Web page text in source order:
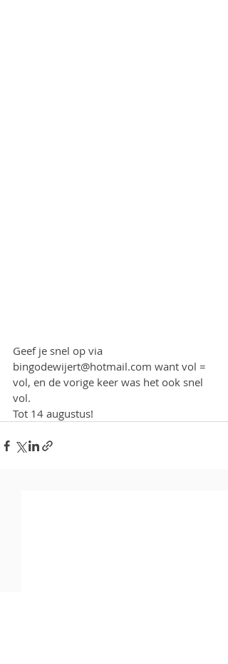
Geef je snel op via
bingodewijert@hotmail.com want vol =
vol, en de vorige keer was het ook snel
vol.
Tot 14 augustus!